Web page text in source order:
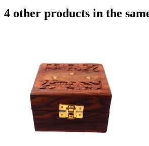
4 other products in the